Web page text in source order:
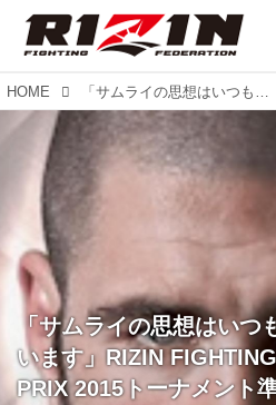
HOME 「サムライの思想はいつも私の助けになっています」RIZIN FIGHTING WORLD GRAND-PRIX 2015トーナメント準優勝 イリー・プロハースカ選手インタビュー！
「サムライの思想はいつ
います」RIZIN
PRIX 2015トーナメント